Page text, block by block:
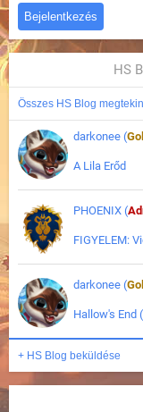
HS
Összes HS Blog
darkonee (
A Lila Erőd
PHOENIX (
FIGYELEM:
darkonee (
Hallow's End
+ HS Blog beküldése